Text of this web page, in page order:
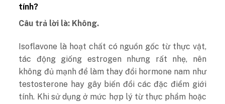
tính?
Câu trả lời là: Không.
Isoflavone là hoạt chất có nguồn gốc từ thực vật,
tác động giống estrogen nhưng rất nhẹ, nên
không đủ mạnh để làm thay đổi hormone nam như
testosterone hay gây biến đổi các đặc điểm giới
tính. Khi sử dụng ở mức hợp lý từ thực phẩm hoặc